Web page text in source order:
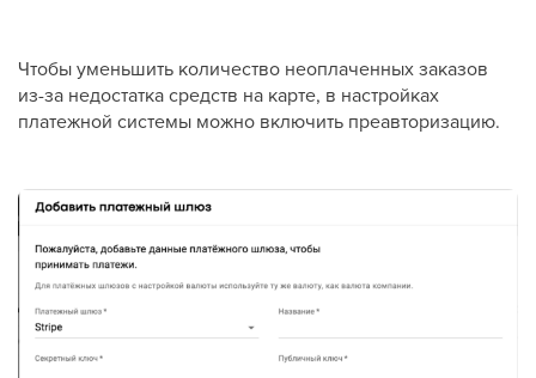
Чтобы уменьшить количество неоплаченных заказов
из-за недостатка средств на карте, в настройках
платежной системы можно включить преавторизацию.